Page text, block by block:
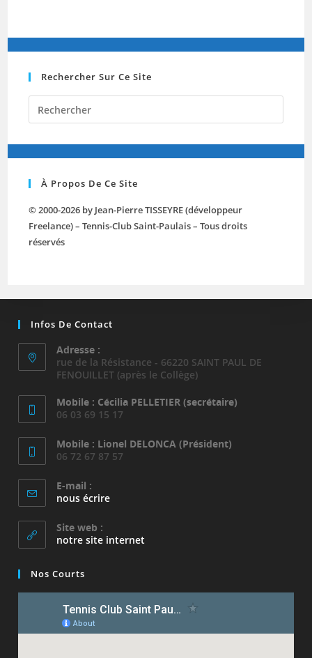
Rechercher Sur Ce Site
close
À Propos De Ce Site
© 2000-2026 by Jean-Pierre TISSEYRE (développeur
Freelance) – Tennis-Club Saint-Paulais – Tous droits
réservés
Infos De Contact
Adresse :
rue de la Résistance - 66220 SAINT PAUL DE
FENOUILLET (après le Collège)
Mobile : Cécilia PELLETIER (secrétaire)
06 03 69 15 17
Mobile : Lionel DELONCA (Président)
06 72 67 87 57
E-mail :
nous écrireS’ouvre
application
Site web :
notre site internet
Nos Courts